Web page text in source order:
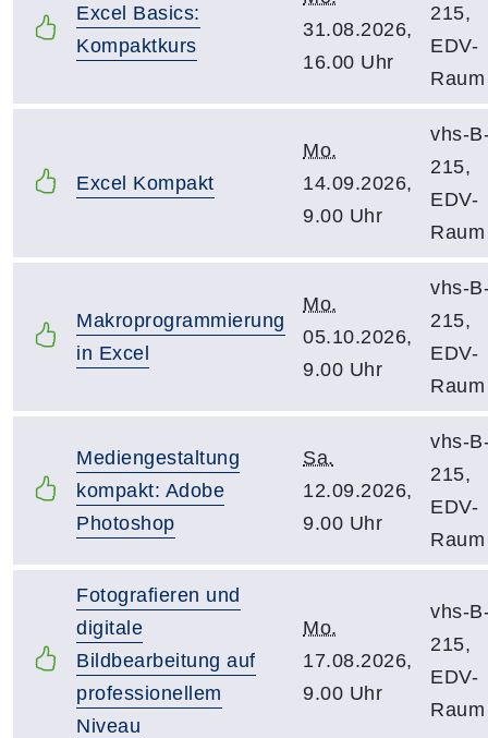
Excel Basics:
Kompaktkurs
31.08.2026,
16.00 Uhr
215,
EDV-
Raum
Excel Kompakt
Mo.
14.09.2026,
9.00 Uhr
vhs-
215,
EDV-
Raum
Makroprogrammierung
in Excel
Mo.
05.10.2026,
9.00 Uhr
vhs-
215,
EDV-
Raum
Mediengestaltung
kompakt: Adobe
Photoshop
Sa.
12.09.2026,
9.00 Uhr
vhs-
215,
EDV-
Raum
Fotografieren und
digitale
Bildbearbeitung auf
professionellem
Niveau
Mo.
17.08.2026,
9.00 Uhr
vhs-
215,
EDV-
Raum